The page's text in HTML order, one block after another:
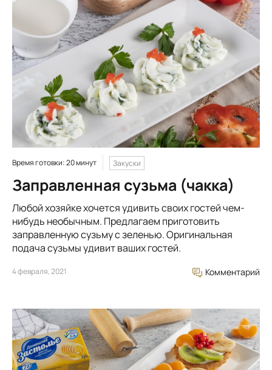
Время готовки: 20 минут Закуски
Заправленная сузьма (чакка)
Любой хозяйке хочется удивить своих гостей чем-
нибудь необычным. Предлагаем приготовить
заправленную сузьму с зеленью. Оригинальная
подача сузьмы удивит ваших гостей.
4 февраля, 2021 Комментарий